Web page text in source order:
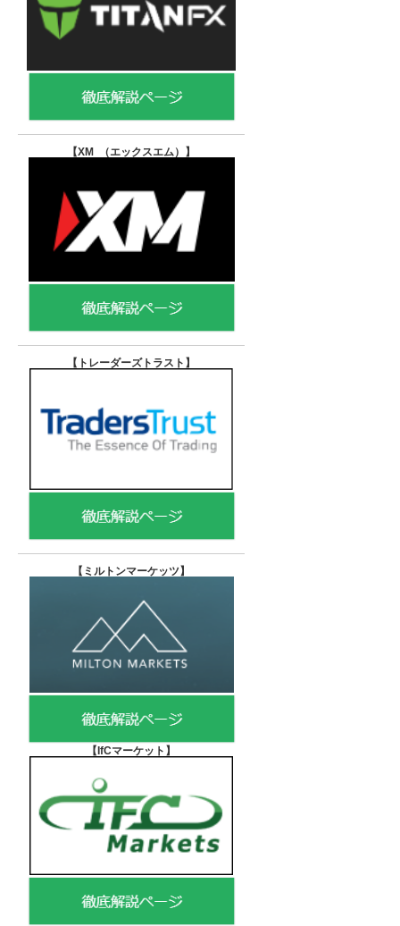
【XM （エックスエム） 】
【トレーダーズトラスト 】
【 ミルトンマーケッツ】
【IfCマーケット 】